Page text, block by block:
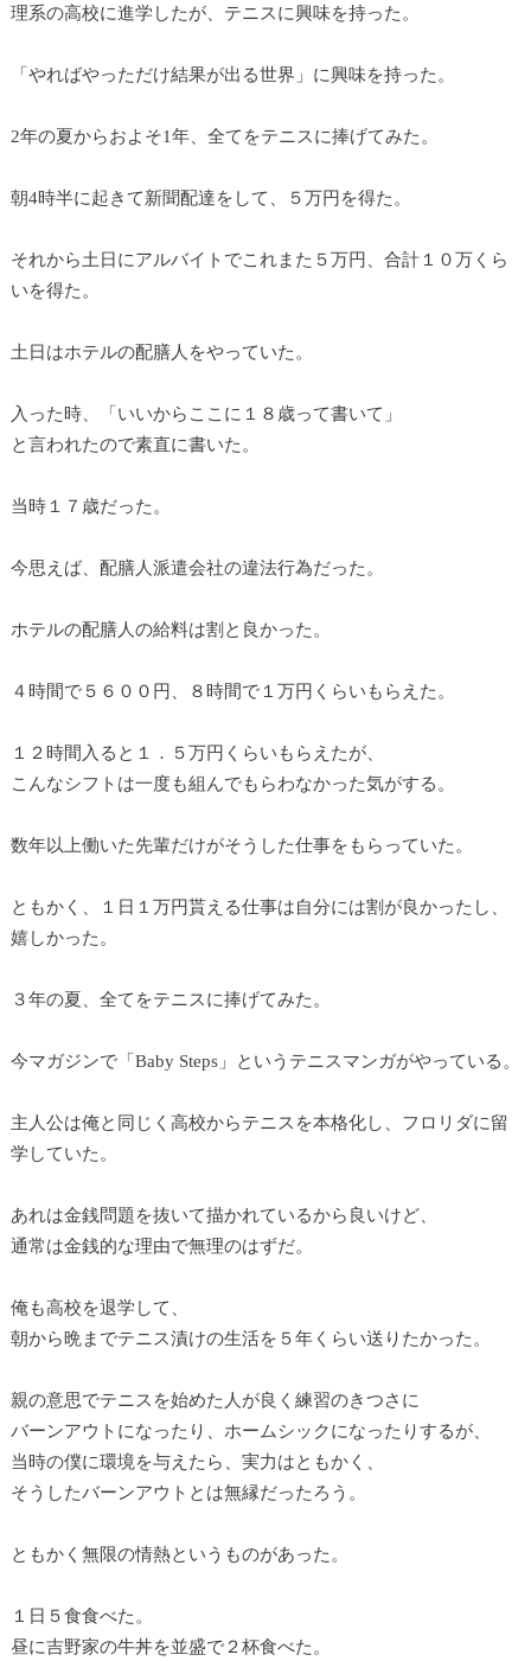
理系の高校に進学したが、テニスに興味を持った。
「やればやっただけ結果が出る世界」に興味を持った。
2年の夏からおよそ1年、全てをテニスに捧げてみた。
朝4時半に起きて新聞配達をして、５万円を得た。
それから土日にアルバイトでこれまた５万円、合計１０万くら
いを得た。
土日はホテルの配膳人をやっていた。
入った時、「いいからここに１８歳って書いて」
と言われたので素直に書いた。
当時１７歳だった。
今思えば、配膳人派遣会社の違法行為だった。
ホテルの配膳人の給料は割と良かった。
４時間で５６００円、８時間で１万円くらいもらえた。
１２時間入ると１．５万円くらいもらえたが、
こんなシフトは一度も組んでもらわなかった気がする。
数年以上働いた先輩だけがそうした仕事をもらっていた。
ともかく、１日１万円貰える仕事は自分には割が良かったし、
嬉しかった。
３年の夏、全てをテニスに捧げてみた。
今マガジンで「Baby Steps」というテニスマンガがやっている。
主人公は俺と同じく高校からテニスを本格化し、フロリダに留
学していた。
あれは金銭問題を抜いて描かれているから良いけど、
通常は金銭的な理由で無理のはずだ。
俺も高校を退学して、
朝から晩までテニス漬けの生活を５年くらい送りたかった。
親の意思でテニスを始めた人が良く練習のきつさに
バーンアウトになったり、ホームシックになったりするが、
当時の僕に環境を与えたら、実力はともかく、
そうしたバーンアウトとは無縁だったろう。
ともかく無限の情熱というものがあった。
１日５食食べた。
昼に吉野家の牛丼を並盛で２杯食べた。